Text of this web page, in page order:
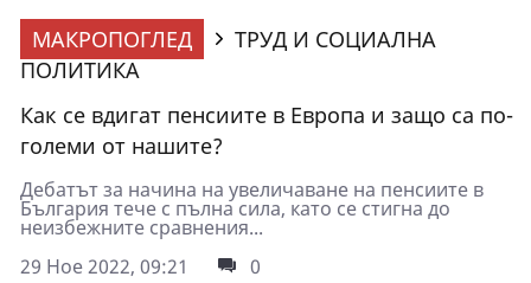
МАКРОПОГЛЕД
ТРУД И СОЦИАЛНА
ПОЛИТИКА
Как се вдигат пенсиите в Европа и защо са по-
големи от нашите?
Дебатът за начина на увеличаване на пенсиите в
България тече с пълна сила, като се стигна до
неизбежните сравнения...
29 Ное 2022, 09:21
0